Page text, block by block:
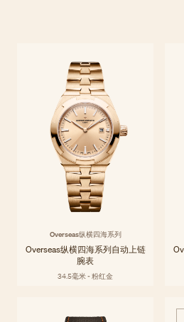
Overseas纵
Overseas纵横四海系列现代、优雅、从容
整装待发。这一腕表系列远不止外表出众
探索系列
Overseas纵横四海系列
Overseas纵横四海系列自动上链
腕表
34.5毫米 - 粉红金